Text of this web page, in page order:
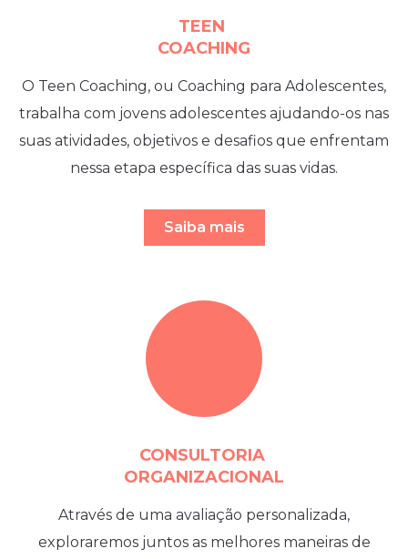
TEEN
COACHING
O Teen Coaching, ou Coaching para Adolescentes,
trabalha com jovens adolescentes ajudando-os nas
suas atividades, objetivos e desafios que enfrentam
nessa etapa específica das suas vidas.
Saiba mais
CONSULTORIA
ORGANIZACIONAL
Através de uma avaliação personalizada,
exploraremos juntos as melhores maneiras de